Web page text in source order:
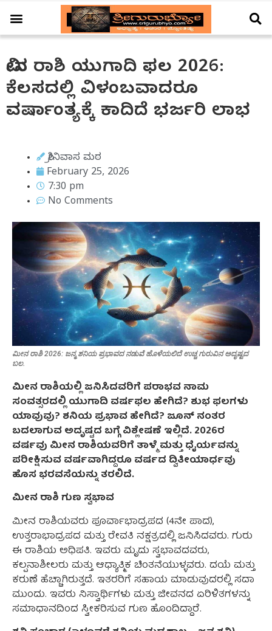
ಮೀನ ರಾಶಿ ಯುಗಾದಿ ಫಲ 2026:
ಕೆಲಸದಲ್ಲಿ ವಿಳಂಬವಾದರೂ
ವರ್ಷಾಂತ್ಯಕ್ಕೆ ಕಾದಿದೆ ಭರ್ಜರಿ ಲಾಭ
ಶ್ರೀನಿವಾಸ ಮಠ
February 25, 2026
7:30 pm
No Comments
ಮೀನ ರಾಶಿ 2026: ಜನ್ಮ ಶನಿಯ ಪ್ರಭಾವದ ನಡುವೆ ಹೊಳೆಯಲಿದೆ ಉಚ್ಚ ಗುರುವಿನ ಅದೃಷ್ಟದ
ಬಲ.
ಮೀನ ರಾಶಿಯಲ್ಲಿ ಜನಿಸಿದವರಿಗೆ ಪರಾಭವ ನಾಮ
ಸಂವತ್ಸರದಲ್ಲಿ ಯುಗಾದಿ ವರ್ಷಫಲ ಹೇಗಿದೆ? ಶುಭ ಫಲಗಳು
ಯಾವುವು? ಶನಿಯ ಪ್ರಭಾವ ಹೇಗಿದೆ? ಜೂನ್ ನಂತರ
ಬದಲಾಗುವ ಅದೃಷ್ಟದ ಬಗ್ಗೆ ವಿಶ್ಲೇಷಣೆ ಇಲ್ಲಿದೆ. 2026ರ
ವರ್ಷವು ಮೀನ ರಾಶಿಯವರಿಗೆ ತಾಳ್ಮೆ ಮತ್ತು ಧೈರ್ಯವನ್ನು
ಪರೀಕ್ಷಿಸುವ ವರ್ಷವಾಗಿದ್ದರೂ ವರ್ಷದ ದ್ವಿತೀಯಾರ್ಧವು
ಹೊಸ ಭರವಸೆಯನ್ನು ತರಲಿದೆ.
ಮೀನ ರಾಶಿ ಗುಣ ಸ್ವಭಾವ
ಮೀನ ರಾಶಿಯವರು ಪೂರ್ವಾಭಾದ್ರಪದ (4ನೇ ಪಾದ),
ಉತ್ತರಾಭಾದ್ರಪದ ಮತ್ತು ರೇವತಿ ನಕ್ಷತ್ರದಲ್ಲಿ ಜನಿಸಿದವರು. ಗುರು
ಈ ರಾಶಿಯ ಅಧಿಪತಿ. ಇವರು ಮೃದು ಸ್ವಭಾವದವರು,
ಕಲ್ಪನಾಶೀಲರು ಮತ್ತು ಆಧ್ಯಾತ್ಮಿಕ ಚಿಂತನೆಯುಳ್ಳವರು. ದಯೆ ಮತ್ತು
ಕರುಣೆ ಹೆಚ್ಚಾಗಿರುತ್ತದೆ. ಇತರರಿಗೆ ಸಹಾಯ ಮಾಡುವುದರಲ್ಲಿ ಸದಾ
ಮುಂದು. ಇವರು ನಿಸ್ವಾರ್ಥಿಗಳು ಮತ್ತು ಜೀವನದ ಏರಿಳಿತಗಳನ್ನು
ಸಮಾಧಾನದಿಂದ ಸ್ವೀಕರಿಸುವ ಗುಣ ಹೊಂದಿದ್ದಾರೆ.